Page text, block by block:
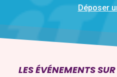
Déposer
LES ÉVÉNEMENTS